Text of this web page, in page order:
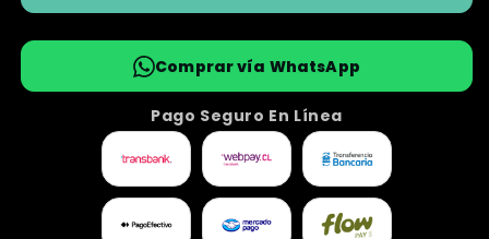
Comprar vía WhatsApp
Pago Seguro En Línea